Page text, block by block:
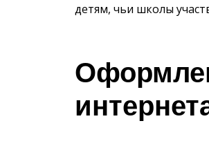
детям, чьи школы